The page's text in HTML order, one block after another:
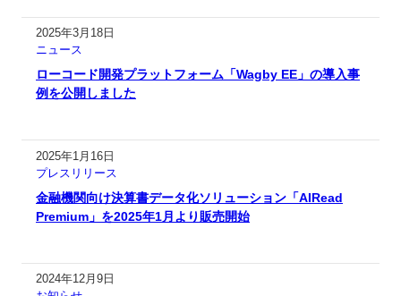
2025年3月18日
ニュース
ローコード開発プラットフォーム「Wagby EE」の導入事
例を公開しました
2025年1月16日
プレスリリース
金融機関向け決算書データ化ソリューション「AIRead
Premium」を2025年1月より販売開始
2024年12月9日